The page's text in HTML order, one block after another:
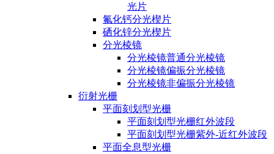
光片
氟化钙分光楔片
硒化锌分光楔片
分光棱镜
分光棱镜普通分光棱镜
分光棱镜偏振分光棱镜
分光棱镜非偏振分光棱镜
衍射光栅
平面刻划型光栅
平面刻划型光栅红外波段
平面刻划型光栅紫外-近红外波段
平面全息型光栅